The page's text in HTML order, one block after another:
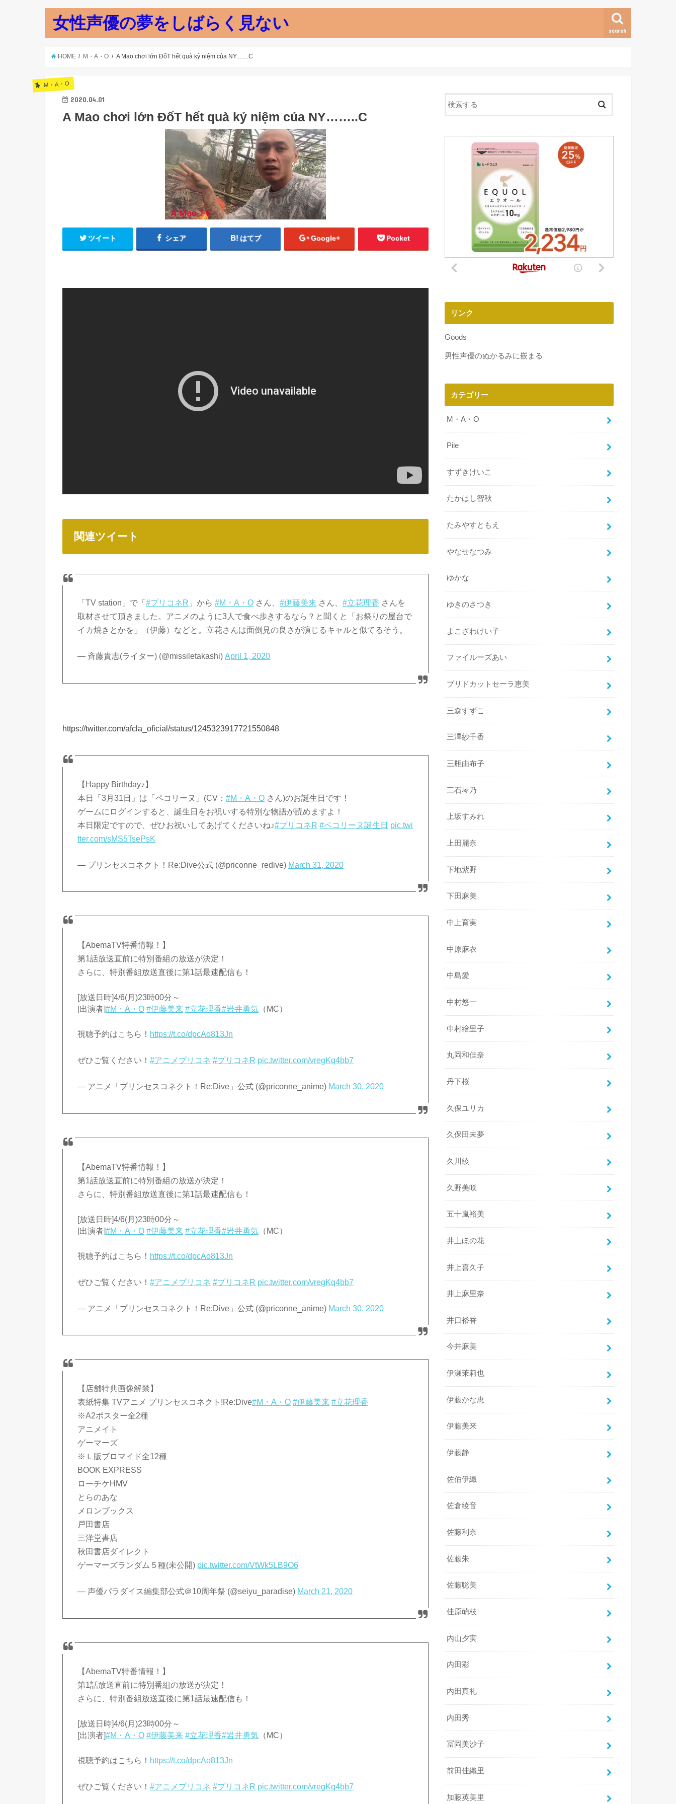
女性声優の夢をしばらく見ない search
HOME M・A・O A Mao chơi lớn ĐốT hết quà kỷ niệm của NY........C
M・A・O
2020.04.01
A Mao chơi lớn ĐốT hết quà kỷ niệm của NY……..C
ツイート シェア はてブ Google+ Pocket
関連ツイート
「TV station」で「#プリコネR 」から#M・A・O さん、#伊藤美来 さん、#立花理香 さんを
取材させて頂きました。アニメのように3人で食べ歩きするなら？と聞くと「お祭りの屋台で
イカ焼きとかを」（伊藤）などと。立花さんは面倒見の良さが演じるキャルと似てるそう。
— 斉藤貴志(ライター) (@missiletakashi)April 1, 2020
https://twitter.com/afcla_oficial/status/1245323917721550848
【Happy Birthday♪】
本日「3月31日」は「ペコリーヌ」(CV：#M・A・O さん)のお誕生日です！
ゲームにログインすると、誕生日をお祝いする特別な物語が読めますよ！
本日限定ですので、ぜひお祝いしてあげてくださいね♪#プリコネR #ペコリーヌ誕生日 pic.twi
tter.com/sMS5TsePsK
— プリンセスコネクト！Re:Dive公式 (@priconne_redive) March 31, 2020
【AbemaTV特番情報！】
第1話放送直前に特別番組の放送が決定！
さらに、特別番組放送直後に第1話最速配信も！
[放送日時]4/6(月)23時00分～
[出演者]#M・A・O #伊藤美来 #立花理香#岩井勇気 （MC）
視聴予約はこちら！ https://t.co/dpcAo813Jn
ぜひご覧ください！#アニメプリコネ #プリコネR pic.twitter.com/vregKq4bb7
— アニメ「プリンセスコネクト！Re:Dive」公式 (@priconne_anime) March 30, 2020
【AbemaTV特番情報！】
第1話放送直前に特別番組の放送が決定！
さらに、特別番組放送直後に第1話最速配信も！
[放送日時]4/6(月)23時00分～
[出演者]#M・A・O #伊藤美来 #立花理香#岩井勇気 （MC）
視聴予約はこちら！ https://t.co/dpcAo813Jn
ぜひご覧ください！#アニメプリコネ #プリコネR pic.twitter.com/vregKq4bb7
— アニメ「プリンセスコネクト！Re:Dive」公式 (@priconne_anime) March 30, 2020
【店舗特典画像解禁】
表紙特集 TVアニメ プリンセスコネクト!Re:Dive#M・A・O #伊藤美来 #立花理香
※A2ポスター全2種
アニメイト
ゲーマーズ
※Ｌ版ブロマイド全12種
BOOK EXPRESS
ローチケHMV
とらのあな
メロンブックス
戸田書店
三洋堂書店
秋田書店ダイレクト
ゲーマーズランダム５種(未公開) pic.twitter.com/VtWk5LB9O6
— 声優パラダイス編集部公式＠10周年祭 (@seiyu_paradise) March 21, 2020
【AbemaTV特番情報！】
第1話放送直前に特別番組の放送が決定！
さらに、特別番組放送直後に第1話最速配信も！
[放送日時]4/6(月)23時00分～
[出演者]#M・A・O #伊藤美来 #立花理香#岩井勇気 （MC）
視聴予約はこちら！ https://t.co/dpcAo813Jn
ぜひご覧ください！#アニメプリコネ #プリコネR pic.twitter.com/vregKq4bb7
リンク
Goods
男性声優のぬかるみに嵌まる
カテゴリー
M・A・O
Pile
すずきけいこ
たかはし智秋
たみやすともえ
やなせなつみ
ゆかな
ゆきのさつき
よこざわけい子
ファイルーズあい
ブリドカットセーラ恵美
三森すずこ
三澤紗千香
三瓶由布子
三石琴乃
上坂すみれ
上田麗奈
下地紫野
下田麻美
中上育実
中原麻衣
中島愛
中村悠一
中村繪里子
丸岡和佳奈
丹下桜
久保ユリカ
久保田未夢
久川綾
久野美咲
五十嵐裕美
井上ほの花
井上喜久子
井上麻里奈
井口裕香
今井麻美
伊瀬茉莉也
伊藤かな恵
伊藤美来
伊藤静
佐伯伊織
佐倉綾音
佐藤利奈
佐藤朱
佐藤聡美
佳原萌枝
内山夕実
内田彩
内田真礼
内田秀
冨岡美沙子
前田佳織里
加藤英美里